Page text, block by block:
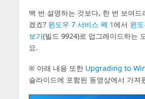
백 번 설명하는 것보다, 한 번 보여드
겠죠? 윈도우 7 서비스 팩 1에서 윈
보기(빌드 9924)로 업그레이드하는
요.
※ 아래 내용 또한 Upgrading to
슬라이드에 포함된 동영상에서 가져